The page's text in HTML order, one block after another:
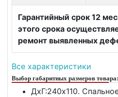
Гарантийный срок 12
этого срока
ремонт выявленных
Все характеристики
Выбор габаритных размеров товара:
ДxГ:240x110.